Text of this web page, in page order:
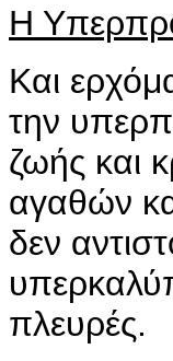
Η
Και
την
ζωής και
αγαθών
δεν
πλευρές.